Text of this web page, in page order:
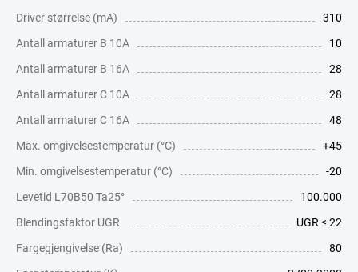
Driver størrelse (mA)
310
Antall armaturer B 10A
10
Antall armaturer B 16A
28
Antall armaturer C 10A
28
Antall armaturer C 16A
48
Max. omgivelsestemperatur (°C)
+45
Min. omgivelsestemperatur (°C)
-20
Levetid L70B50 Ta25°
100.000
Blendingsfaktor UGR
UGR ≤ 22
Fargegjengivelse (Ra)
80